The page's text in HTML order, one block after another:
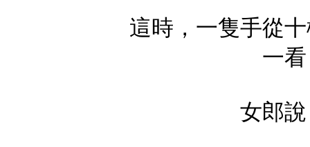
這時，一隻手從
一
女郎